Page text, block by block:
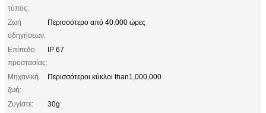
τύπος:
Ζωή
οδηγήσεων:
Περισσότερο από 40.000 ώρες
Επίπεδο
προστασίας:
IP 67
Μηχανική
ζωή:
Περισσότεροι κύκλοι than1,000,000
Ζυγίστε:
30g